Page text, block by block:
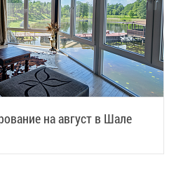
на ав­густ в Ша­ле